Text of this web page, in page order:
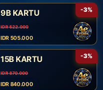
-3%
9B KARTU
IDR 522.000
IDR 505.000
-3%
15B KARTU
IDR 870.000
IDR 840.000